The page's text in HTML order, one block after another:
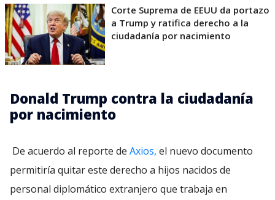
Corte Suprema de EEUU da portazo
a Trump y ratifica derecho a la
ciudadanía por nacimiento
Donald Trump contra la ciudadanía
por nacimiento
De acuerdo al reporte de Axios, el nuevo documento
permitiría quitar este derecho a hijos nacidos de
personal diplomático extranjero que trabaja en